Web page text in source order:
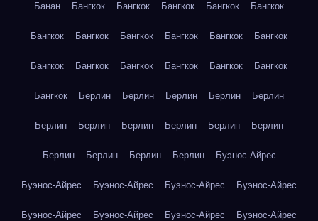
Банан Бангкок Бангкок Бангкок Бангкок Бангкок
Бангкок Бангкок Бангкок Бангкок Бангкок Бангкок
Бангкок Бангкок Бангкок Бангкок Бангкок Бангкок
Бангкок Берлин Берлин Берлин Берлин Берлин
Берлин Берлин Берлин Берлин Берлин Берлин
Берлин Берлин Берлин Берлин Буэнос-Айрес
Буэнос-Айрес Буэнос-Айрес Буэнос-Айрес Буэнос-Айрес
Буэнос-Айрес Буэнос-Айрес Буэнос-Айрес Буэнос-Айрес